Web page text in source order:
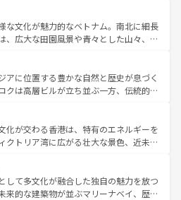
のスイーツなど、バラエティ豊かな料理
わえる。 なお、新着の台湾情報は コンテンツ一覧を参
ばせば四季折々の自然美を楽しむことが
キムチや焼肉、絶品のストリートフード
韓国料理が待っている。夜には、韓国な
がら、韓国の多彩な魅力を心ゆくまで味
わってみてほしい。 なお、新着の韓国情報はコンテンツ一
い。
な文化が魅力的なベトナム。南北に細長
、広大な田園風景や青々とした山々、世
伝統が息づく。ハノイの古い町並みやホ
ンス統治時代の建物も、独特の雰囲気を
また、バラエティの豊かさとおいしさで
インミー、ベトナムコーヒーなどは、ぜ
い。どの地域を訪れてもあたたかい人々
くれるので、きっと忘れられない旅にな
アに位置する豊かな自然と歴史が息づく
クは高層ビルが立ち並ぶ一方、伝統的な
いる。北部ではチェンマイなどの山岳地
い、南部ではプーケットやクラビの美し
ト気分を楽しむことができる。タイ料理
年中温暖で、どの季節にも異なる楽しみ
しみやすいタイの人々、仏教を中心とし
様な観光資源が、訪れる旅人を魅了し続
化が交わる香港は、特有のエネルギーを
クトリア湾に広がる壮大な景色、近未来
も感動するはず。観光スポットが密集し
見どころを回れるのも魅力。息をのむよ
的な体験まで、香港を存分に楽しみ尽く
して多文化が融合した独自の魅力を放つ
来的な建築物が並ぶマリーナベイ、歴史